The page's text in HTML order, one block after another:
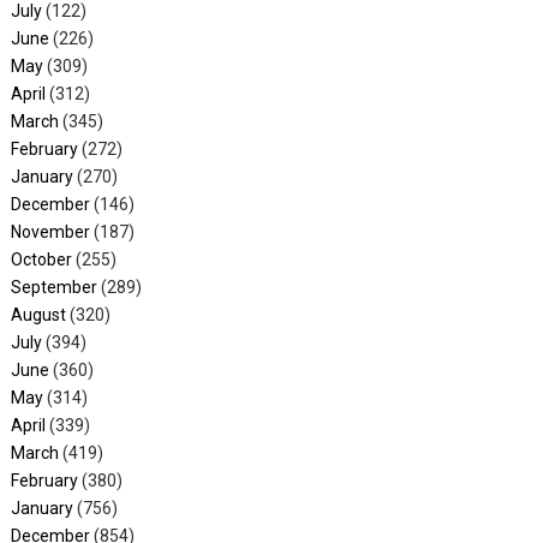
July(122)
June (226)
May(309)
April (312)
March (345)
February(272)
January(270)
December(146)
November(187)
October(255)
September(289)
August(320)
July(394)
June (360)
May(314)
April (339)
March (419)
February(380)
January(756)
December(854)